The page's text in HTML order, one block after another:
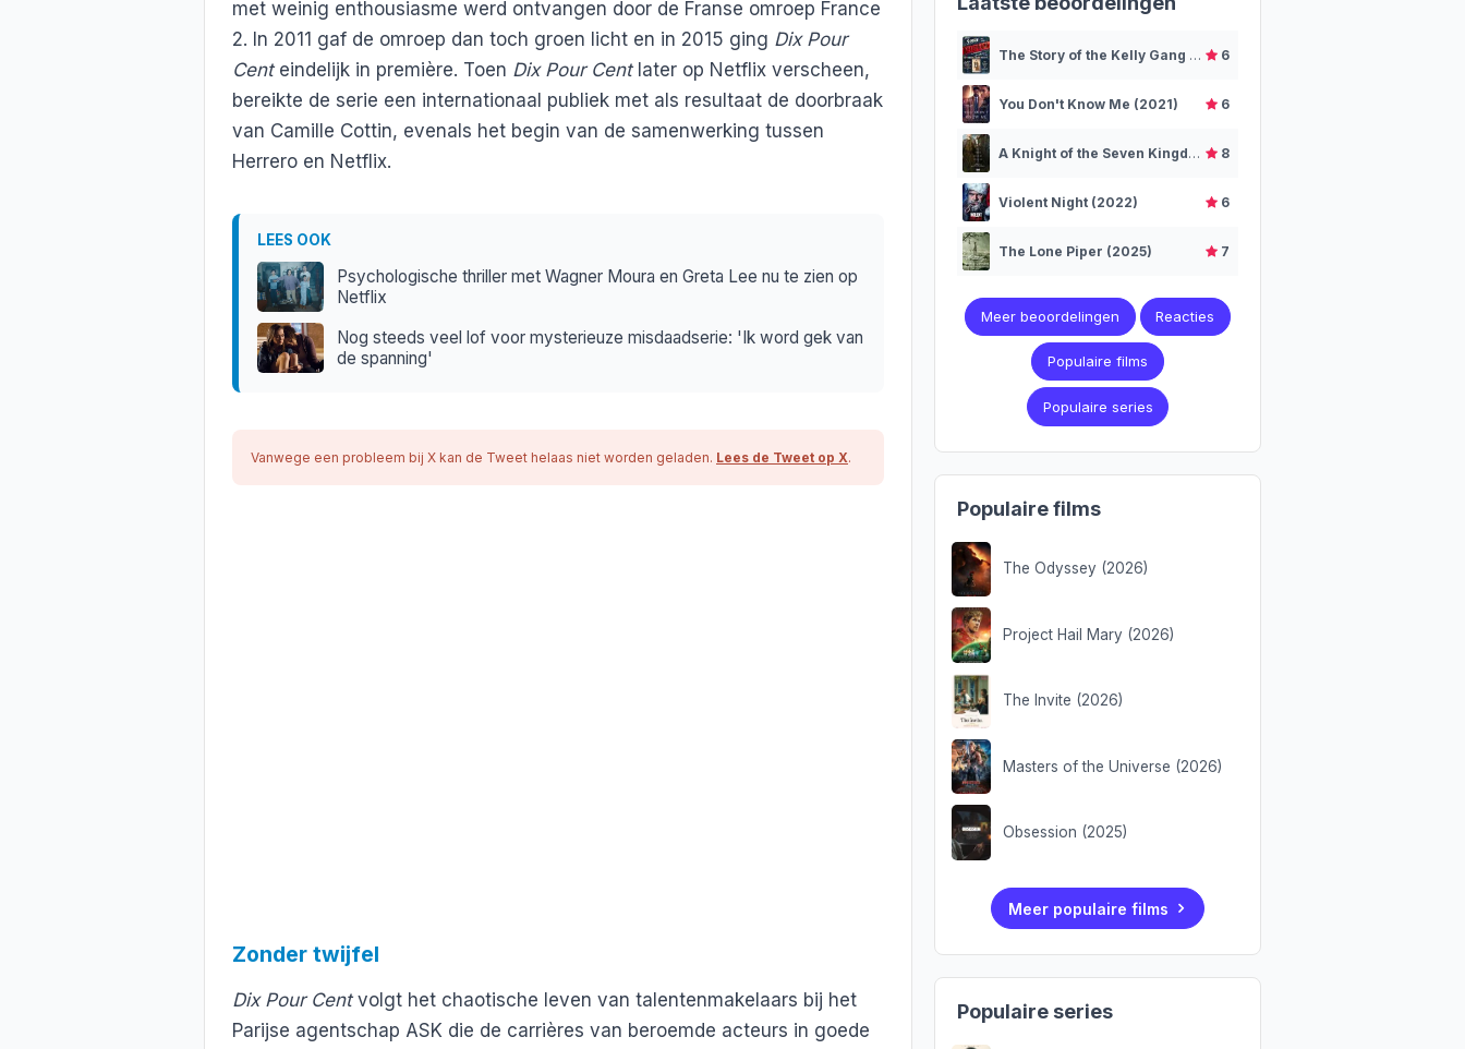
met weinig enthousiasme werd ontvangen door de Franse omroep France
2. In 2011 gaf de omroep dan toch groen licht en in 2015 ging Dix Pour
Centeindelijk in première. Toen Dix Pour Centlater op Netflix verscheen,
bereikte de serie een internationaal publiek met als resultaat de doorbraak
van Camille Cottin, evenals het begin van de samenwerking tussen
Herrero en Netflix.
LEES OOK
Psychologische thriller met Wagner Moura en Greta Lee nu te zien op
Netflix
Nog steeds veel lof voor mysterieuze misdaadserie: 'Ik word gek van
de spanning'
Vanwege een probleem bij X kan de Tweet helaas niet worden geladen. Lees de Tweet op X.
Zonder twijfel
Dix Pour Centvolgt het chaotische leven van talentenmakelaars bij het
Parijse agentschap ASK die de carrières van beroemde acteurs in goede
The Story of the Kelly Gang (1906) 6
You Don't Know Me (2021) 6
A Knight of the Seven Kingdoms (2026– ) 8
Violent Night (2022) 6
The Lone Piper (2025) 7
Meer beoordelingen Reacties
Populaire films
Populaire series
Populaire films
The Odyssey (2026)
Project Hail Mary (2026)
The Invite (2026)
Masters of the Universe (2026)
Obsession (2025)
Meer populaire films
Populaire series